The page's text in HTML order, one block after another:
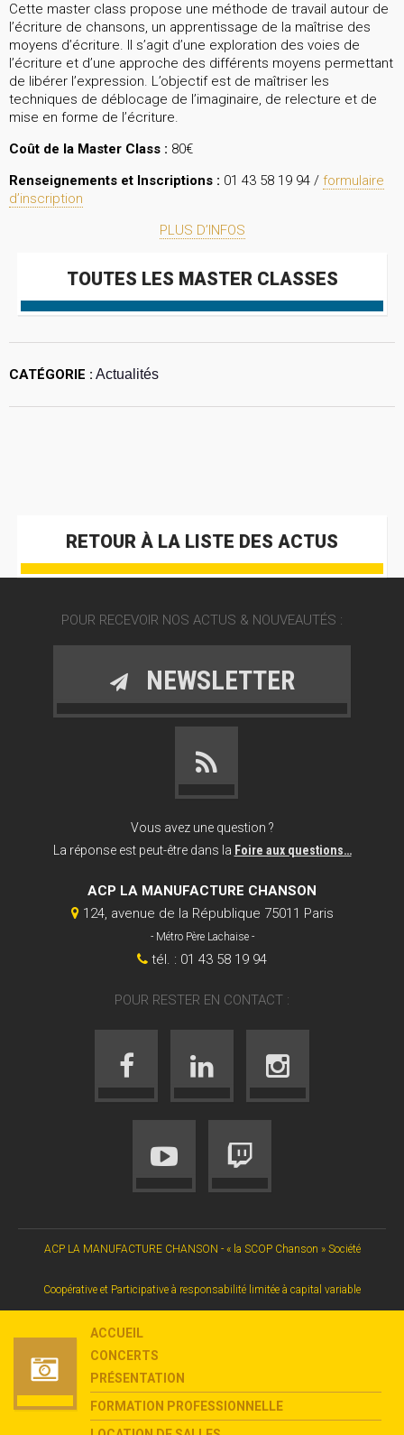
Cette master class propose une méthode de travail autour de
l’écriture de chansons, un apprentissage de la maîtrise des
moyens d’écriture. Il s’agit d’une exploration des voies de
l’écriture et d’une approche des différents moyens permettant
de libérer l’expression. L’objectif est de maîtriser les
techniques de déblocage de l’imaginaire, de relecture et de
mise en forme de l’écriture.
Coût de la Master Class : 80€
Renseignements et Inscriptions : 01 43 58 19 94 / formulaire
d’inscription
PLUS D’INFOS
TOUTES LES MASTER CLASSES
CATÉGORIE : Actualités
RETOUR À LA LISTE DES ACTUS
POUR RECEVOIR NOS ACTUS & NOUVEAUTÉS :
NEWSLETTER
Vous avez une question ?
La réponse est peut-être dans la Foire aux questions…
ACP LA MANUFACTURE CHANSON
124, avenue de la République 75011 Paris
- Métro Père Lachaise -
tél. : 01 43 58 19 94
POUR RESTER EN CONTACT :
ACP LA MANUFACTURE CHANSON - « la SCOP Chanson » Société
Coopérative et Participative à responsabilité limitée à capital variable
ACCUEIL
CONCERTS
PRÉSENTATION
FORMATION PROFESSIONNELLE